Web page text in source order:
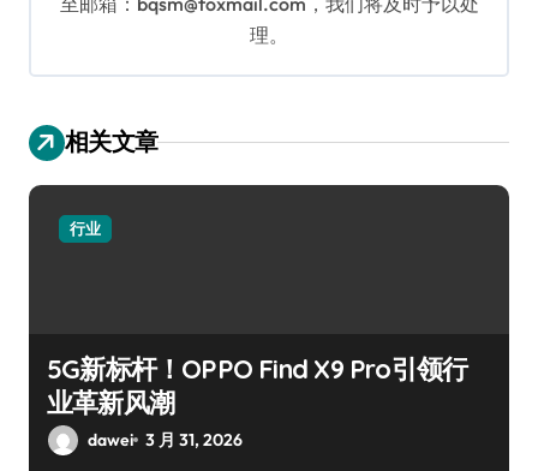
理。
相关文章
行业
5G新标杆！OPPO Find X9 Pro引领行
业革新风潮
dawei 3 月 31, 2026